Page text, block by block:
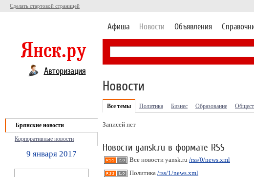
Сделать стартовой страницей
Афиша Новости Объявления
Авторизация
Новости
Все темы Политика Бизнес Образование
Брянские новости
Корпоративные новости
9 января 2017
Записей нет
Новости yansk.ru в формате RSS
Все новости yansk.ru /rss/0/news.xml
Политика /rss/1/news.xml